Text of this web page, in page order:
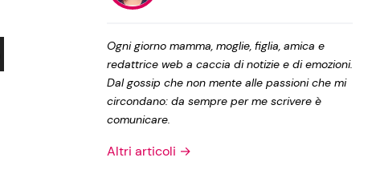
Privacy Policy
Ogni giorno mamma, moglie, figlia, amica e
redattrice web a caccia di notizie e di emozioni.
Dal gossip che non mente alle passioni che mi
circondano: da sempre per me scrivere è
comunicare.
Altri articoli →